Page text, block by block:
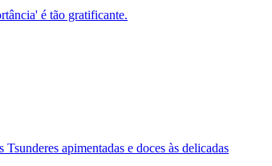
é tão gratificante.
apimentadas e doces às delicadas